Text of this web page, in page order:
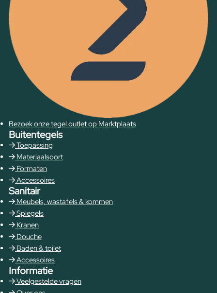
Bezoek onze tegel outlet op Marktplaats
Buitentegels
Toepassing
Materiaalsoort
Formaten
Accessoires
Sanitair
Meubels, wastafels & kommen
Spiegels
Kranen
Douche
Baden & toilet
Accessoires
Informatie
Veelgestelde vragen